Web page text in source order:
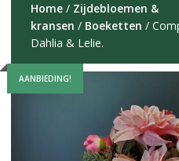
Home/ Zijdebloemen &
kransen / Boeketten /
Dahlia & Lelie.
AANBIEDING!